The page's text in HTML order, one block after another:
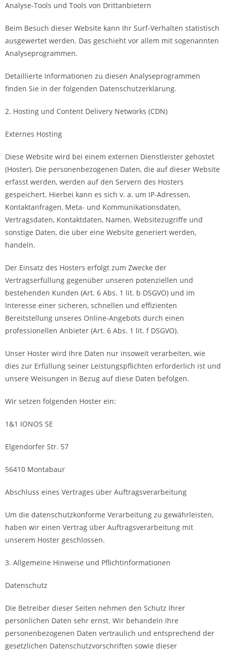
Analyse-Tools und Tools von Drittanbietern
Beim Besuch dieser Website kann Ihr Surf-Verhalten statistisch
ausgewertet werden. Das geschieht vor allem mit sogenannten
Analyseprogrammen.
Detaillierte Informationen zu diesen Analyseprogrammen
finden Sie in der folgenden Datenschutzerklärung.
2. Hosting und Content Delivery Networks (CDN)
Externes Hosting
Diese Website wird bei einem externen Dienstleister gehostet
(Hoster). Die personenbezogenen Daten, die auf dieser Website
erfasst werden, werden auf den Servern des Hosters
gespeichert. Hierbei kann es sich v. a. um IP-Adressen,
Kontaktanfragen, Meta- und Kommunikationsdaten,
Vertragsdaten, Kontaktdaten, Namen, Websitezugriffe und
sonstige Daten, die über eine Website generiert werden,
handeln.
Der Einsatz des Hosters erfolgt zum Zwecke der
Vertragserfüllung gegenüber unseren potenziellen und
bestehenden Kunden (Art. 6 Abs. 1 lit. b DSGVO) und im
Interesse einer sicheren, schnellen und effizienten
Bereitstellung unseres Online-Angebots durch einen
professionellen Anbieter (Art. 6 Abs. 1 lit. f DSGVO).
Unser Hoster wird Ihre Daten nur insoweit verarbeiten, wie
dies zur Erfüllung seiner Leistungspflichten erforderlich ist und
unsere Weisungen in Bezug auf diese Daten befolgen.
Wir setzen folgenden Hoster ein:
1&1 IONOS SE
Elgendorfer Str. 57
56410 Montabaur
Abschluss eines Vertrages über Auftragsverarbeitung
Um die datenschutzkonforme Verarbeitung zu gewährleisten,
haben wir einen Vertrag über Auftragsverarbeitung mit
unserem Hoster geschlossen.
3. Allgemeine Hinweise und Pflicht­informationen
Datenschutz
Die Betreiber dieser Seiten nehmen den Schutz Ihrer
persönlichen Daten sehr ernst. Wir behandeln Ihre
personenbezogenen Daten vertraulich und entsprechend der
gesetzlichen Datenschutzvorschriften sowie dieser